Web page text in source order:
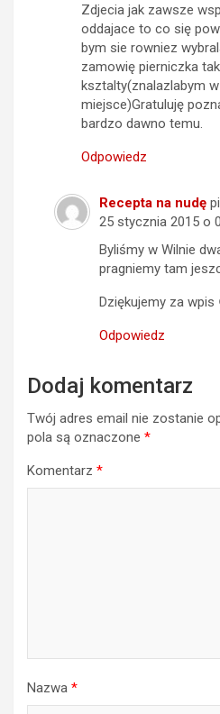
Zdjecia jak zawsze
oddajace to co się
bym sie rowniez
zamowię pierniczka
ksztalty(znalazlabym
miejsce)Gratuluję
bardzo dawno temu.
Odpowiedz
Recepta na nudę
25 stycznia 2015 o
Byliśmy w Wilnie
pragniemy tam
Dziękujemy za wpis
Odpowiedz
Dodaj komentarz
Twój adres email nie zostanie
pola są oznaczone *
Komentarz *
Nazwa *